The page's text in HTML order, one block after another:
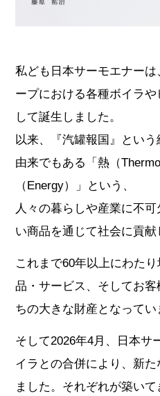
私ども日本サーモエナー
ープにおける各種ボイラ
して誕生しました。
以来、『汽罐報国』とい
由来でもある「熱（
（Energy）」という、
人々の暮らしや産業に不
い商品を通じて社会に貢献
これまで60年以上にわた
品・サービス、そしてお
ちの大きな財産となってい
そして2026年4月、日本サ
イラとの合併により、新
ました。それぞれが築い